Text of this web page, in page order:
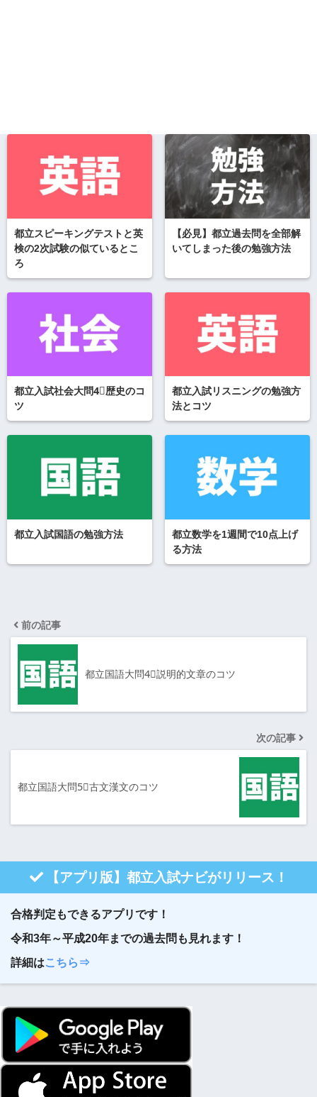
都立スピーキングテストと英
検の2次試験の似ているとこ
ろ
【必見】都立過去問を全部解
いてしまった後の勉強方法
都立入試社会大問4⃣歴史のコ
ツ
都立入試リスニングの勉強方
法とコツ
都立入試国語の勉強方法
都立数学を1週間で10点上げ
る方法
前の記事
都立国語大問4⃣説明的文章のコツ
次の記事
都立国語大問5⃣古文漢文のコツ
【アプリ版】都立入試ナビがリリース！
合格判定もできるアプリです！
令和3年～平成20年までの過去問も見れます！
詳細はこちら⇒